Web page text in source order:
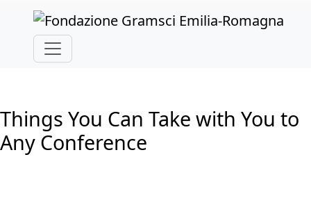
Skip to main content
Things You Can Take with You to
Any Conference